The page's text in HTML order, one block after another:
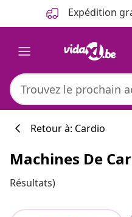
Expédition
Retour à: Cardio
Machines De
Résultats)